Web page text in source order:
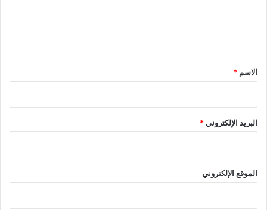
*
الاسم *
البريد الإلكتروني*
الموقع الإلكتروني